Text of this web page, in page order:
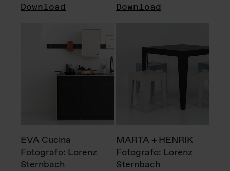
Download Download
EVA Cucina
Fotografo: Lorenz
Sternbach
MARTA + HENRIK
Fotografo: Lorenz
Sternbach